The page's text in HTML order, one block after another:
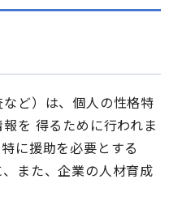
ど）は、個人の性格特
を 得るために行われま
に援助を必要とする
また、企業の人材育成